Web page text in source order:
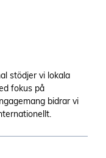
stödjer vi lokala
fokus på
bidrar vi